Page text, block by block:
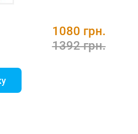
1080 грн.
1392 грн.